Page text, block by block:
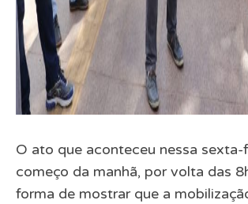
O ato que aconteceu nessa sexta-
começo da manhã, por volta das
forma de mostrar que a